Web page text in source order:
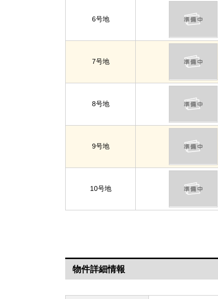
6号地
7号地
8号地
9号地
10号地
物件詳細情報